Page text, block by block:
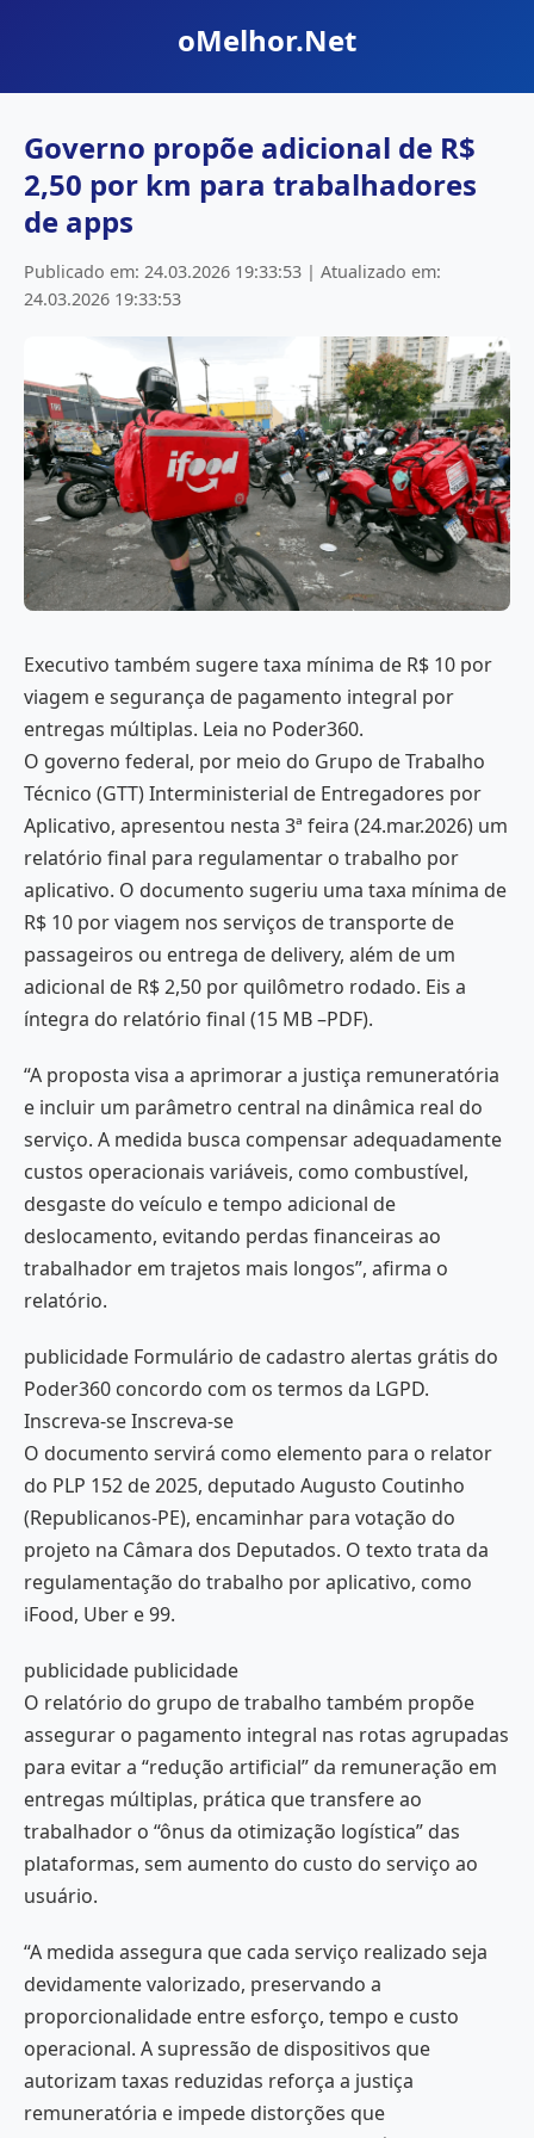
oMelhor.Net
Governo propõe adicional de R$
2,50 por km para trabalhadores
de apps
Publicado em: 24.03.2026 19:33:53 | Atualizado em:
24.03.2026 19:33:53
Executivo também sugere taxa mínima de R$ 10 por
viagem e segurança de pagamento integral por
entregas múltiplas. Leia no Poder360.
O governo federal, por meio do Grupo de Trabalho
Técnico (GTT) Interministerial de Entregadores por
Aplicativo, apresentou nesta 3ª feira (24.mar.2026) um
relatório final para regulamentar o trabalho por
aplicativo. O documento sugeriu uma taxa mínima de
R$ 10 por viagem nos serviços de transporte de
passageiros ou entrega de delivery, além de um
adicional de R$ 2,50 por quilômetro rodado. Eis a
íntegra do relatório final (15 MB –PDF).
“A proposta visa a aprimorar a justiça remuneratória
e incluir um parâmetro central na dinâmica real do
serviço. A medida busca compensar adequadamente
custos operacionais variáveis, como combustível,
desgaste do veículo e tempo adicional de
deslocamento, evitando perdas financeiras ao
trabalhador em trajetos mais longos”, afirma o
relatório.
publicidade Formulário de cadastro alertas grátis do
Poder360 concordo com os termos da LGPD.
Inscreva-se Inscreva-se
O documento servirá como elemento para o relator
do PLP 152 de 2025, deputado Augusto Coutinho
(Republicanos-PE), encaminhar para votação do
projeto na Câmara dos Deputados. O texto trata da
regulamentação do trabalho por aplicativo, como
iFood, Uber e 99.
publicidade publicidade
O relatório do grupo de trabalho também propõe
assegurar o pagamento integral nas rotas agrupadas
para evitar a “redução artificial” da remuneração em
entregas múltiplas, prática que transfere ao
trabalhador o “ônus da otimização logística” das
plataformas, sem aumento do custo do serviço ao
usuário.
“A medida assegura que cada serviço realizado seja
devidamente valorizado, preservando a
proporcionalidade entre esforço, tempo e custo
operacional. A supressão de dispositivos que
autorizam taxas reduzidas reforça a justiça
remuneratória e impede distorções que